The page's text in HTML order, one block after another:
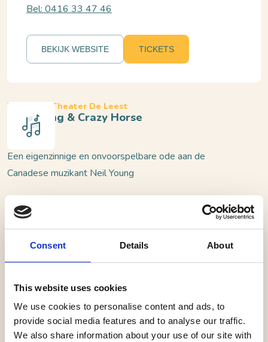
Consent Details About
This website uses cookies
We use cookies to personalise content and ads, to
provide social media features and to analyse our traffic.
We also share information about your use of our site with
Waalwijk, Theater De Leest
Neil Young & Crazy Horse
Een eigenzinnige en onvoorspelbare ode aan de
Canadese muzikant Neil Young
Na drie voorstellingen waarin het zwaartepunt lag op
een muzikale stijl (‘Are You Ready For The Country’) of
een creatieve regio (‘San Francisco City Trip’ en ‘Los
band.
Deze keer valt de keuze op Neil Young in het
Bel: 0416 33 47 46
BEKIJK WEBSITE TICKETS